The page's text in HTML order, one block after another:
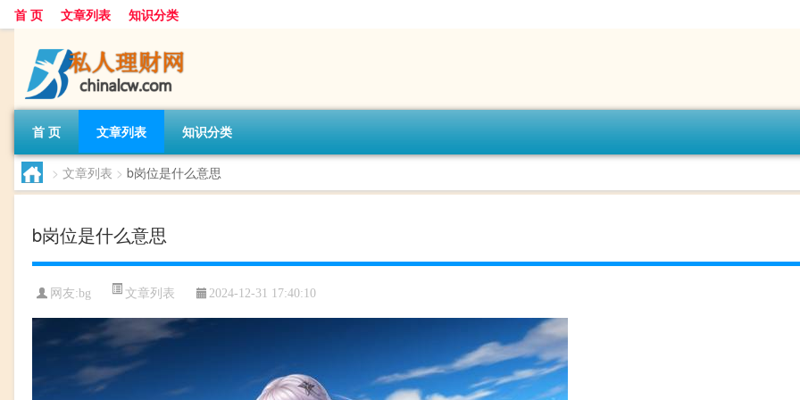
首 页 文章列表 知识分类
首 页 文章列表 知识分类
> 文章列表 > b岗位是什么意思
b岗位是什么意思
网友:bg 文章列表 2024-12-31 17:40:10